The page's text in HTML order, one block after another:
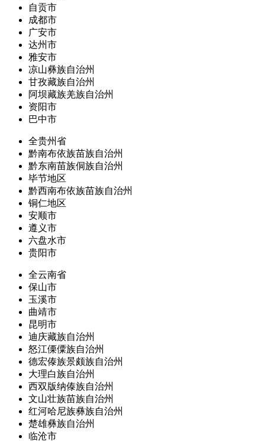
自贡市
成都市
广安市
达州市
雅安市
凉山彝族自治州
甘孜藏族自治州
阿坝藏族羌族自治州
资阳市
巴中市
全贵州省
黔南布依族苗族自治州
黔东南苗族侗族自治州
毕节地区
黔西南布依族苗族自治州
铜仁地区
安顺市
遵义市
六盘水市
贵阳市
全云南省
保山市
玉溪市
曲靖市
昆明市
迪庆藏族自治州
怒江傈僳族自治州
德宏傣族景颇族自治州
大理白族自治州
西双版纳傣族自治州
文山壮族苗族自治州
红河哈尼族彝族自治州
楚雄彝族自治州
临沧市